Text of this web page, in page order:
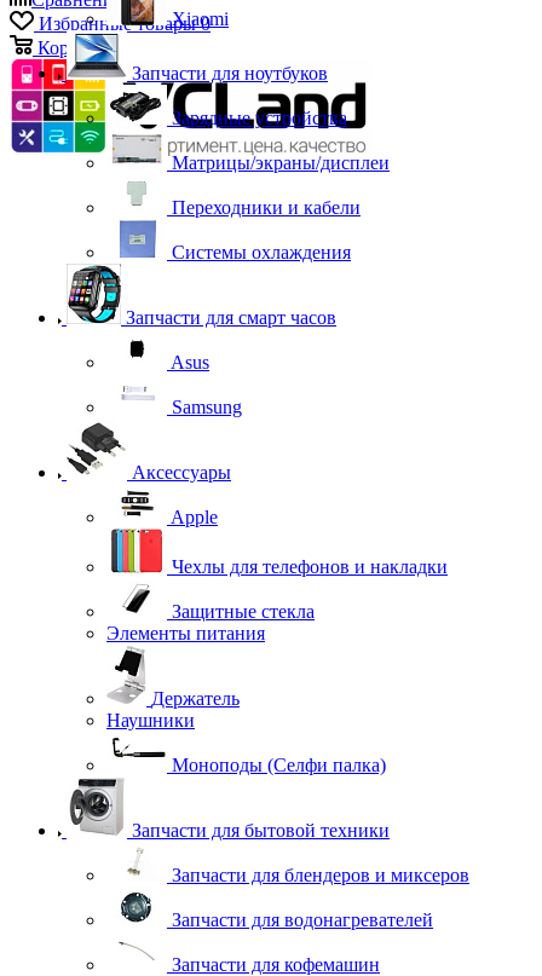
Избранные товары 0
Корзина 0
Xiaomi
Запчасти для ноутбуков
Зарядные устройства
Матрицы/экраны/дисплеи
Переходники и кабели
Системы охлаждения
Запчасти для смарт часов
Asus
Samsung
Аксессуары
Apple
Чехлы для телефонов и накладки
Защитные стекла
Элементы питания
Держатель
Наушники
Моноподы (Селфи палка)
Запчасти для бытовой техники
Запчасти для блендеров и миксеров
Запчасти для водонагревателей
Запчасти для кофемашин